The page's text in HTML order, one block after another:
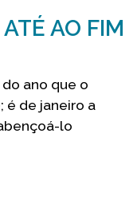
AO FIM
ano que o
é de janeiro a
lo